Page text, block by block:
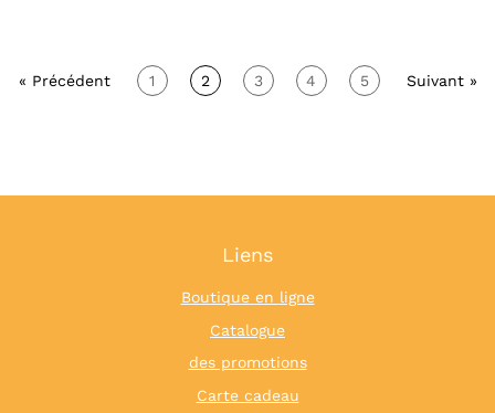
« Précédent 1 2 3 4 5 Suivant »
Liens
Boutique en ligne
Catalogue
des promotions
Carte cadeau